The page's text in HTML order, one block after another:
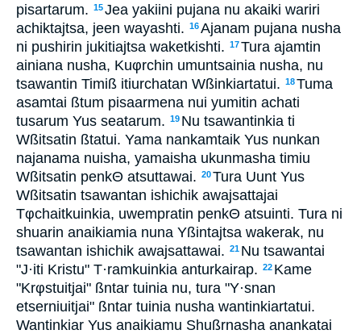
pisartarum. 15Jea yakiini pujana nu akaiki wariri
achiktajtsa, jeen wayashti. 16Ajanam pujana nusha
ni pushirin jukitiajtsa waketkishti. 17Tura ajamtin
ainiana nusha, Kuφrchin umuntsainia nusha, nu
tsawantin Timiß itiurchatan Wßinkiartatui. 18Tuma
asamtai ßtum pisaarmena nui yumitin achati
tusarum Yus seatarum. 19 Nu tsawantinkia ti
Wßitsatin ßtatui. Yama nankamtaik Yus nunkan
najanama nuisha, yamaisha ukunmasha timiu
Wßitsatin penkΘ atsuttawai. 20Tura Uunt Yus
Wßitsatin tsawantan ishichik awajsattajai
Tφchaitkuinkia, uwempratin penkΘ atsuinti. Tura ni
shuarin anaikiamia nuna Yßintajtsa wakerak, nu
tsawantan ishichik awajsattawai. 21 Nu tsawantai
"J·iti Kristu" T·ramkuinkia anturkairap. 22 Kame
"Krφstuitjai" ßntar tuinia nu, tura "Y·snan
etserniuitjai" ßntar tuinia nusha wantinkiartatui.
Wantinkiar Yus anaikiamu Shußrnasha anankatai